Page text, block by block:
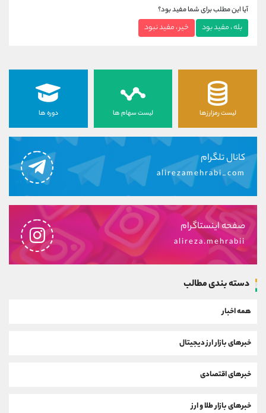
آیا این مطلب برای شما مفید بود؟
بله ، مفید بود خیر ، مفید نبود
لیست رمزارزها لیست سهام ها دوره ها
کانال تلگرام
alirezamehrabi_com
صفحه اینستاگرام
alireza.mehrabii
دسته بندی مطالب
همه اخبار
خبرهای بازار ارز دیجیتال
خبرهای اقتصادی
خبرهای بازار طلا و ارز